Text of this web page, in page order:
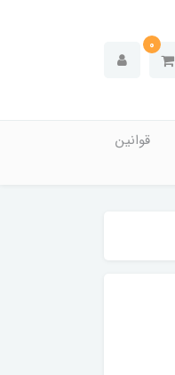
0
قوانین